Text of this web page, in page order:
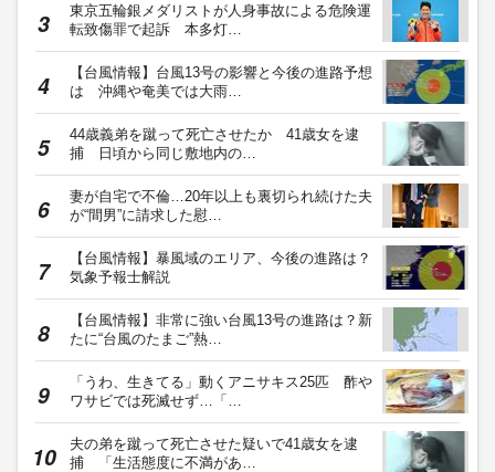
東京五輪銀メダリストが人身事故による危険運
転致傷罪で起訴 本多灯…
【台風情報】台風13号の影響と今後の進路予想
は 沖縄や奄美では大雨…
44歳義弟を蹴って死亡させたか 41歳女を逮
捕 日頃から同じ敷地内の…
妻が自宅で不倫…20年以上も裏切られ続けた夫
が“間男”に請求した慰…
【台風情報】暴風域のエリア、今後の進路は？
気象予報士解説
【台風情報】非常に強い台風13号の進路は？新
たに“台風のたまご”熱…
「うわ、生きてる」動くアニサキス25匹 酢や
ワサビでは死滅せず…「…
夫の弟を蹴って死亡させた疑いで41歳女を逮
捕 「生活態度に不満があ…